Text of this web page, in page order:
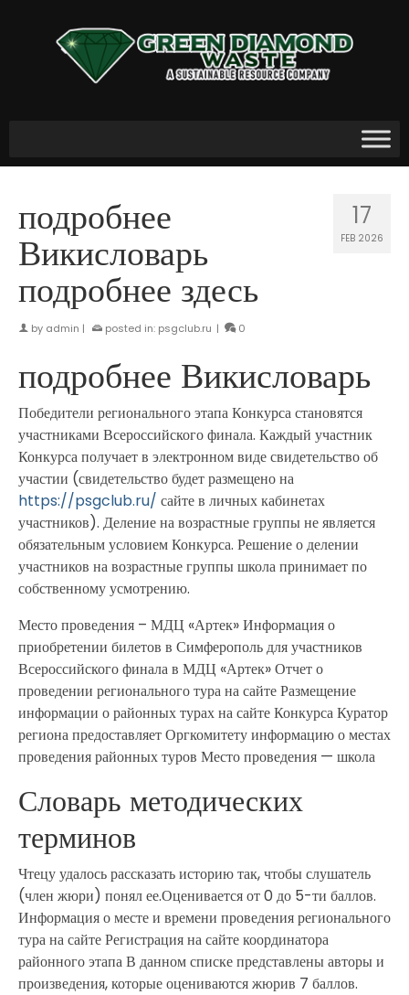
17
FEB 2026
подробнее
Викисловарь
подробнее здесь
by admin | posted in: psgclub.ru | 0
подробнее Викисловарь
Победители регионального этапа Конкурса становятся
участниками Всероссийского финала. Каждый участник
Конкурса получает в электронном виде свидетельство об
участии (свидетельство будет размещено на
https://psgclub.ru/ сайте в личных кабинетах
участников). Деление на возрастные группы не является
обязательным условием Конкурса. Решение о делении
участников на возрастные группы школа принимает по
собственному усмотрению.
Место проведения – МДЦ «Артек» Информация о
приобретении билетов в Симферополь для участников
Всероссийского финала в МДЦ «Артек» Отчет о
проведении регионального тура на сайте Размещение
информации о районных турах на сайте Конкурса Куратор
региона предоставляет Оргкомитету информацию о местах
проведения районных туров Место проведения — школа
Словарь методических
терминов
Чтецу удалось рассказать историю так, чтобы слушатель
(член жюри) понял ее.Оценивается от 0 до 5-ти баллов.
Информация о месте и времени проведения регионального
тура на сайте Регистрация на сайте координатора
районного этапа В данном списке представлены авторы и
произведения, которые оцениваются жюрив 7 баллов.